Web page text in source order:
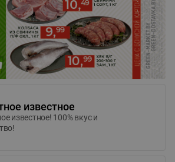
известное
известное! 100% вкус и